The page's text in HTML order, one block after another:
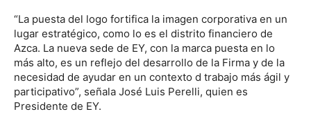
“La puesta del logo fortifica la imagen corporativa en un
lugar estratégico, como lo es el distrito financiero de
Azca. La nueva sede de EY, con la marca puesta en lo
más alto, es un reflejo del desarrollo de la Firma y de la
necesidad de ayudar en un contexto d trabajo más ágil y
participativo”, señala José Luis Perelli, quien es
Presidente de EY.